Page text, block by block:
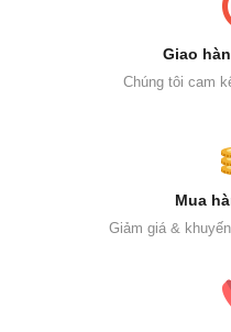
Giao
Chúng tôi cam
Mua
Giảm giá &